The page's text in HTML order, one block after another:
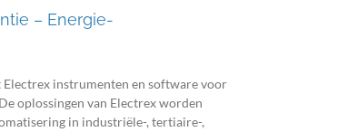
– Energie-
instrumenten en software voor
oplossingen van Electrex worden
in industriële-, tertiaire-,